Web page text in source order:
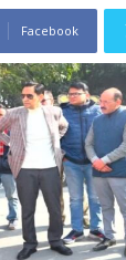
Facebook